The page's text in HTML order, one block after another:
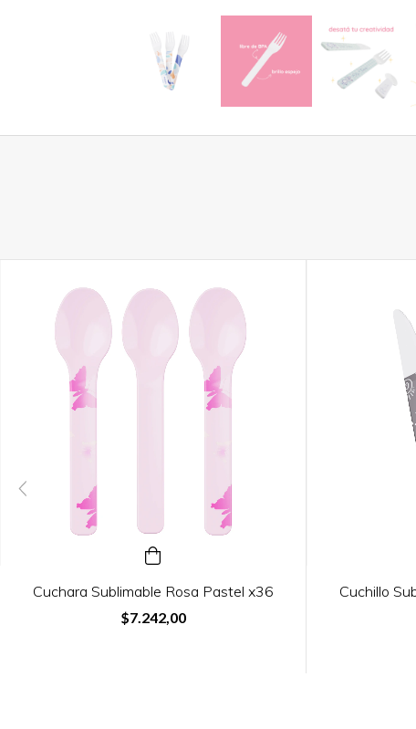
Cuchara Sublimable Rosa Pastel x36
$7.242,00
Cuchillo